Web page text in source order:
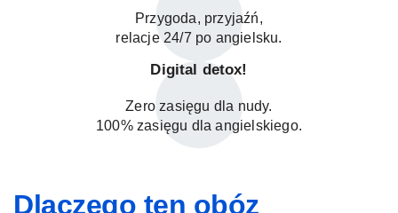
Przygoda, przyjaźń,
relacje 24/7 po angielsku.
Digital detox!
Zero zasięgu dla nudy.
100% zasięgu dla angielskiego.
Dlaczego ten obóz